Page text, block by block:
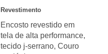
Revestimento
Encosto revestido em
tela de alta performance,
tecido j-serrano, Couro